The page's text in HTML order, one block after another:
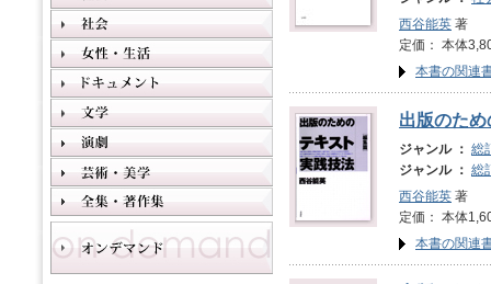
西谷能英 著
定価： 本体
本書の関連
出版のた
ジャンル ： 総
ジャンル ： 総
西谷能英 著
定価： 本体
本書の関連